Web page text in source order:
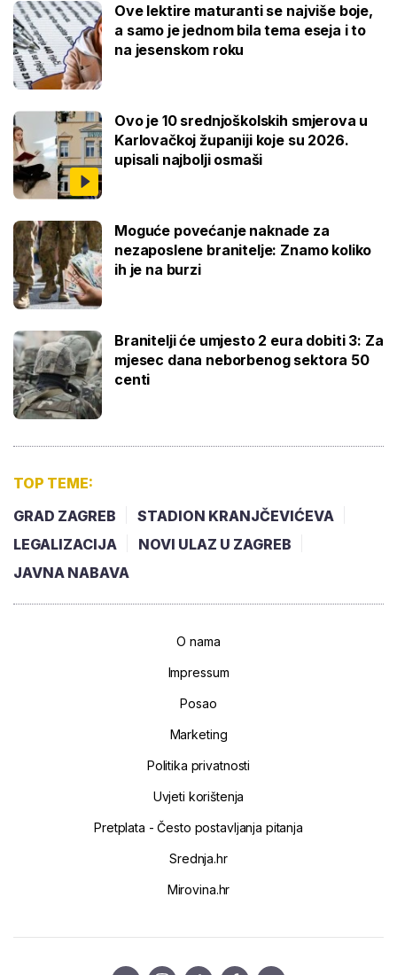
Ove lektire maturanti se najviše boje,
a samo je jednom bila tema eseja i to
na jesenskom roku
Ovo je 10 srednjoškolskih smjerova u
Karlovačkoj županiji koje su 2026.
upisali najbolji osmaši
Moguće povećanje naknade za
nezaposlene branitelje: Znamo koliko
ih je na burzi
Branitelji će umjesto 2 eura dobiti 3: Za
mjesec dana neborbenog sektora 50
centi
TOP TEME:
GRAD ZAGREB
STADION KRANJČEVIĆEVA
LEGALIZACIJA
NOVI ULAZ U ZAGREB
JAVNA NABAVA
O nama
Impressum
Posao
Marketing
Politika privatnosti
Uvjeti korištenja
Pretplata - Često postavljanja pitanja
Srednja.hr
Mirovina.hr